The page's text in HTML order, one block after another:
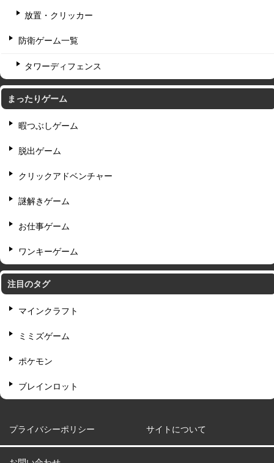
放置・クリッカー
防衛ゲーム一覧
タワーディフェンス
まったりゲーム
暇つぶしゲーム
脱出ゲーム
クリックアドベンチャー
謎解きゲーム
お仕事ゲーム
ワンキーゲーム
注目のタグ
マインクラフト
ミミズゲーム
ポケモン
ブレインロット
プライバシーポリシー サイトについて